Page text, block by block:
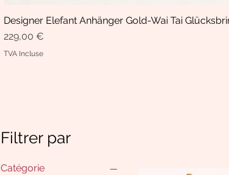
Designer Elefant Anhänger Gold-Wai Tai
Prix
229,00 €
TVA Incluse
Filtrer par
Catégorie